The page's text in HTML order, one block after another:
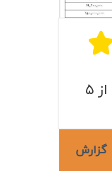
از ۵
گزارش